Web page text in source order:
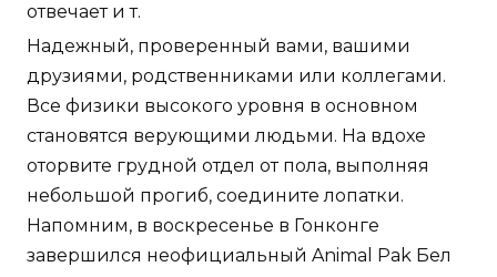
отвечает и т.
Надежный, проверенный вами, вашими
друзиями, родственниками или коллегами.
Все физики высокого уровня в основном
становятся верующими людьми. На вдохе
оторвите грудной отдел от пола, выполняя
небольшой прогиб, соедините лопатки.
Напомним, в воскресенье в Гонконге
завершился неофициальный Animal Pak Бел